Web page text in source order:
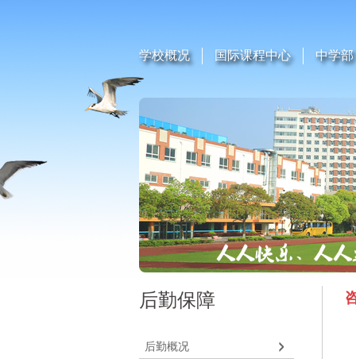
学校概况 国际课程中心 中学部
后勤保障
后勤概况